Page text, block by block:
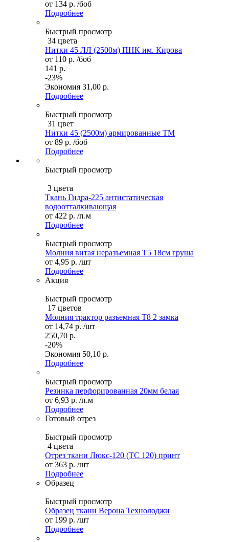
от 134 р. /боб
Подробнее
Быстрый просмотр
34 цвета
Нитки 45 ЛЛ (2500м) ПНК им. Кирова
от 110 р. /боб
141 р.
-23%
Экономия 31,00 р.
Подробнее
Быстрый просмотр
31 цвет
Нитки 45 (2500м) армированные ТМ
от 89 р. /боб
Подробнее
Быстрый просмотр
3 цвета
Ткань Гидра-225 антистатическая
водоотталкивающая
от 422 р. /п.м
Подробнее
Быстрый просмотр
Молния витая неразъемная Т5 18см груша
от 4,95 р. /шт
Подробнее
Акция
Быстрый просмотр
17 цветов
Молния трактор разъемная Т8 2 замка
от 14,74 р. /шт
250,70 р.
-20%
Экономия 50,10 р.
Подробнее
Быстрый просмотр
Резинка перфорированная 20мм белая
от 6,93 р. /п.м
Подробнее
Готовый отрез
Быстрый просмотр
4 цвета
Отрез ткани Люкс-120 (TC 120) принт
от 363 р. /шт
Подробнее
Образец
Быстрый просмотр
Образец ткани Верона Технолоджи
от 199 р. /шт
Подробнее